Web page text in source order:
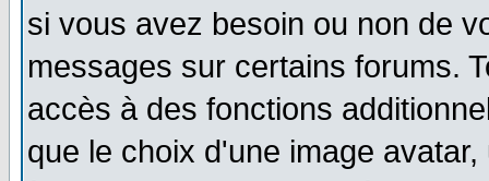
si vous avez besoin ou non de
messages sur certains forums.
accès à des fonctions
que le choix d'une image